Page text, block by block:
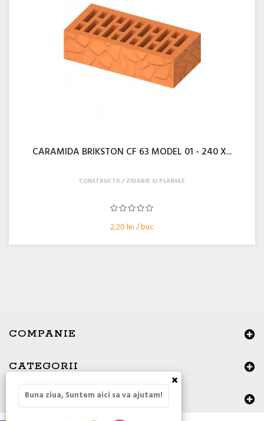
CARAMIDA BRIKSTON CF 63 MODEL 01 - 240 X...
2,20 lei / buc
CONSTRUCTII ZIDARIE SI PLANSEE
COMPANIE
CATEGORII
DATE DE CONTACT
×
Buna ziua, Suntem aici sa va ajutam!